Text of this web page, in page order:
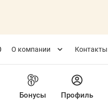
О компании Контакты
Бонусы Профиль